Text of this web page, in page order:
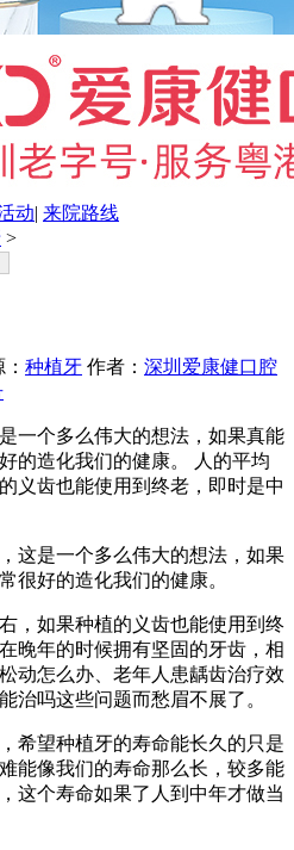
动| 来院路线
>
种植牙 作者： 深圳爱康健口腔
一个多么伟大的想法，如果真能
的造化我们的健康。 人的平均
义齿也能使用到终老，即时是中
是一个多么伟大的想法，如果
很好的造化我们的健康。
如果种植的义齿也能使用到终
晚年的时候拥有坚固的牙齿，相
动怎么办、老年人患龋齿治疗效
治吗这些问题而愁眉不展了。
望种植牙的寿命能长久的只是
能像我们的寿命那么长，较多能
这个寿命如果了人到中年才做当